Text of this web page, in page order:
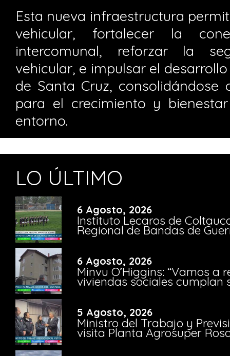
Esta nueva infraestructura
vehicular, fortalecer la
intercomunal, reforzar la
vehicular, e impulsar el
de Santa Cruz,
para el crecimiento y
entorno.
LO ÚLTIMO
6 Agosto, 2026
Instituto Lecaros de
Regional de Bandas de
6 Agosto, 2026
Minvu O’Higgins: “Vamos a
viviendas sociales cumplan
5 Agosto, 2026
Ministro del Trabajo y
visita Planta Agrosuper